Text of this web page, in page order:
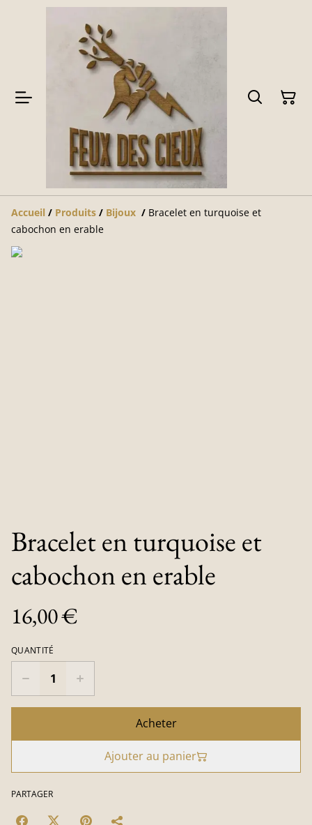
Accueil / Produits / Bijoux / Bracelet en turquoise et
cabochon en erable
Bracelet en turquoise et
cabochon en erable
16,00 €
QUANTITÉ
Acheter
Ajouter au panier
PARTAGER